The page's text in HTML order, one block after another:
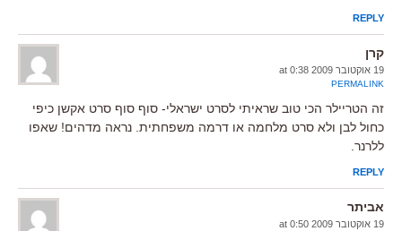
REPLY
קרן
19 אוקטובר 2009 at 0:38
PERMALINK
זה הטריילר הכי טוב שראיתי לסרט ישראלי- סוף סוף סרט אקשן כיפי
כחול לבן ולא סרט מלחמה או דרמה משפחתית. נראה מדהים! שאפו
ללרנר.
REPLY
אביתר
19 אוקטובר 2009 at 0:50